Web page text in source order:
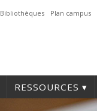
Bibliothèques Plan campus
RESSOURCES